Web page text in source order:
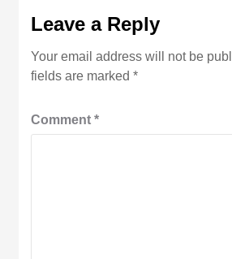
Leave a Reply
Your email address will not be
fields are marked*
Comment*